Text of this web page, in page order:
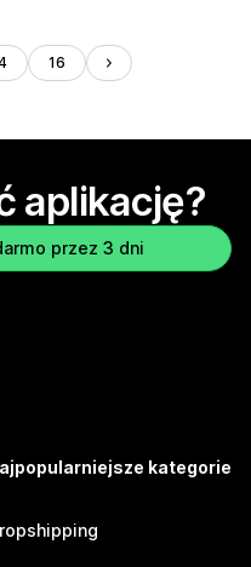
16
aplikację?
przez 3 dni
kategorie